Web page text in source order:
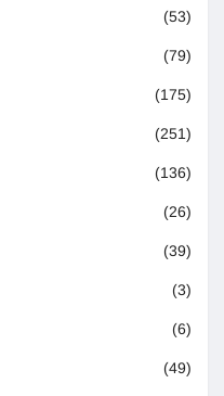
(53)
(79)
(175)
(251)
(136)
(26)
(39)
(3)
(6)
(49)